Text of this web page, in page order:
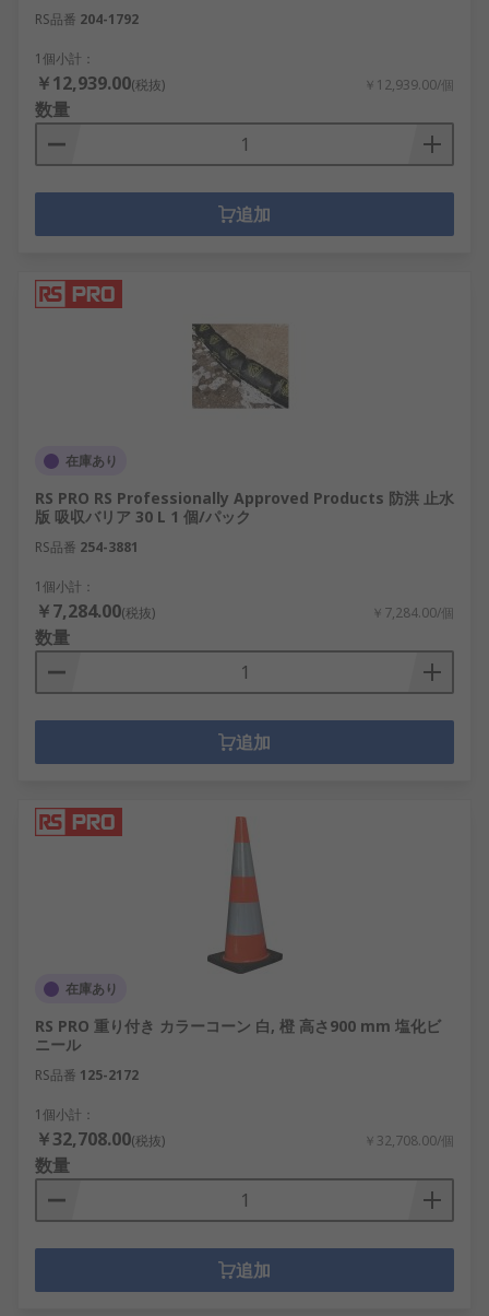
RS品番 204-1792
1個小計：
￥12,939.00(税抜) ￥12,939.00/個
数量
追加
在庫あり
RS PRO RS Professionally Approved Products 防洪 止水
版 吸収バリア 30 L 1 個/パック
RS品番 254-3881
1個小計：
￥7,284.00(税抜) ￥7,284.00/個
数量
追加
在庫あり
RS PRO 重り付き カラーコーン 白, 橙 高さ900 mm 塩化ビ
ニール
RS品番 125-2172
1個小計：
￥32,708.00(税抜) ￥32,708.00/個
数量
追加